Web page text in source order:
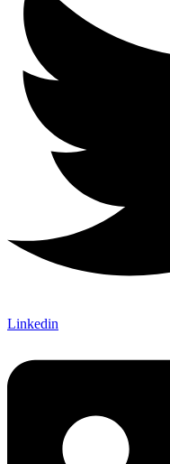
Linkedin